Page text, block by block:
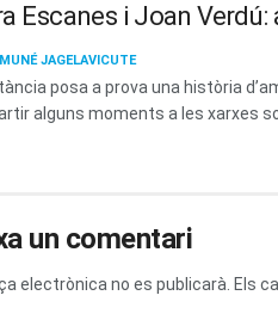
Escanes i Joan
JAGELAVICUTE
posa a prova una història
alguns moments a les xarxes
un comentari
electrònica no es publicarà. Els